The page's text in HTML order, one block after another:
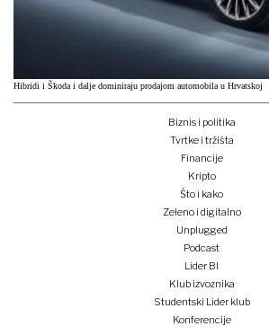
Hibridi i Škoda i dalje dominiraju prodajom automobila u Hrvatskoj
Biznis i politika
Tvrtke i tržišta
Financije
Kripto
Što i kako
Zeleno i digitalno
Unplugged
Podcast
Lider BI
Klub izvoznika
Studentski Lider klub
Konferencije